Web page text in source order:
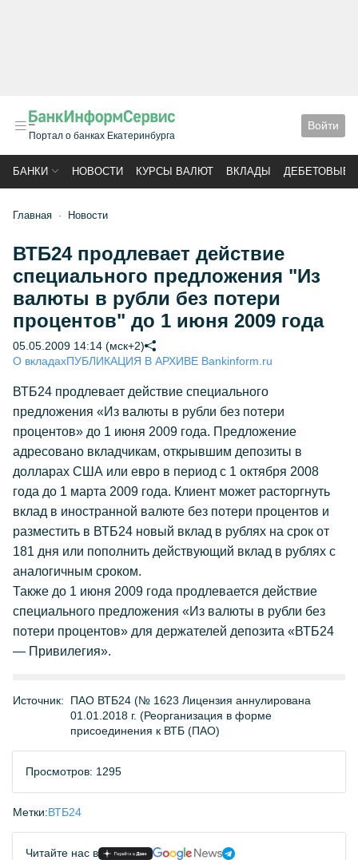
Портал о банках Екатеринбурга
Войти
БАНКИ НОВОСТИ КУРСЫ ВАЛЮТ ВКЛАДЫ ДЕБЕТОВЫЕ
Главная Новости
ВТБ24 продлевает действие
специального предложения "Из
валюты в рубли без потери
процентов" до 1 июня 2009 года
05.05.2009 14:14 (мск+2)
О вкладахПУБЛИКАЦИЯ В АРХИВЕ Bankinform.ru
ВТБ24 продлевает действие специального
предложения «Из валюты в рубли без потери
процентов» до 1 июня 2009 года. Предложение
адресовано вкладчикам, открывшим депозиты в
долларах США или евро в период с 1 октября 2008
года до 1 марта 2009 года. Клиент может расторгнуть
вклад в иностранной валюте без потери процентов и
разместить в ВТБ24 новый вклад в рублях на срок от
181 дня или пополнить действующий вклад в рублях с
аналогичным сроком.
Также до 1 июня 2009 года продлевается действие
специального предложения «Из валюты в рубли без
потери процентов» для держателей депозита «ВТБ24
— Привилегия».
Источник:
ПАО ВТБ24 (№ 1623 Лицензия аннулирована
01.01.2018 г. (Реорганизация в форме
присоединения к ВТБ (ПАО)
Просмотров: 1295
Метки:ВТБ24
Читайте нас в